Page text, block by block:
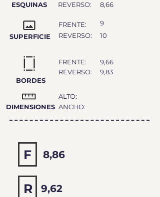
ESQUINAS
SUPERFICIE
REVERSO:
8,66
FRENTE:
REVERSO:
9
10
BORDES
FRENTE:
REVERSO:
9,66
9,83
ALTO:
DIMENSIONES ANCHO:
F 8,86
R 9,62